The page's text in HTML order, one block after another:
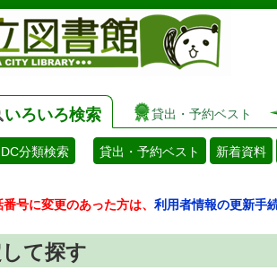
図書館
いろいろ検索 貸出・予約ベスト
分類検索 貸出・予約ベスト 新着資料
号に変更のあった方は、 利用者情報の更新手
て探す